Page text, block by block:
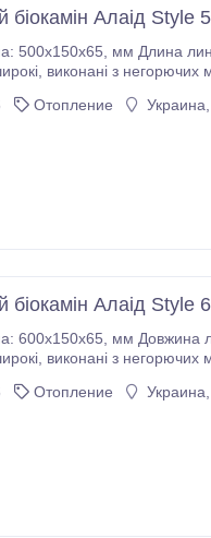
біокамін Алаід Style
лінії вогню: 2500 Ватт Вузький паливний блок розроблений як
• Виготовляється з високоякісної
Отопление
біокамін Алаід Style
3000 Ватт Вузький паливний блок розроблений як
• Виготовляється з високоякісної
Отопление